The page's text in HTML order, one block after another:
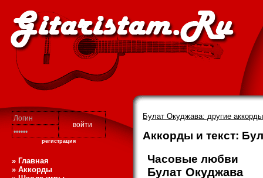
регистрация
Булат Окуджава: другие
Аккорды и текст:
» Главная
» Аккорды
Часовые любви
Булат Окуджава